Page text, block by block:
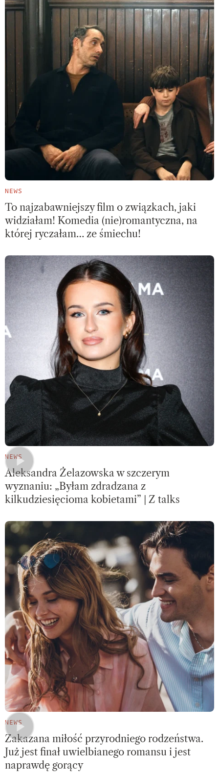
NEWS
To najzabawniejszy film o związkach, jaki
widziałam! Komedia (nie)romantyczna, na
której ryczałam… ze śmiechu!
NEWS
Aleksandra Żelazowska w szczerym
wyznaniu: „Byłam zdradzana z
kilkudziesięcioma kobietami” | Z talks
NEWS
Zakazana miłość przyrodniego rodzeństwa.
Już jest finał uwielbianego romansu i jest
naprawdę gorący